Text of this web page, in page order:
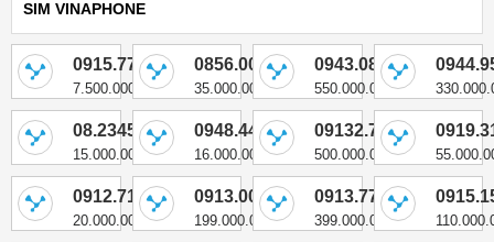
SIM VINAPHONE
0915.77.00.55
7.500.000
0856.00.3333
35.000.000
0943.088888
550.000.000
08.23456709
15.000.000
0948.44.88.44
16.000.000
09132.77777
500.000.000
0912.71.7799
20.000.000
0913.000.333
199.000.000
0913.779.779
399.000.000